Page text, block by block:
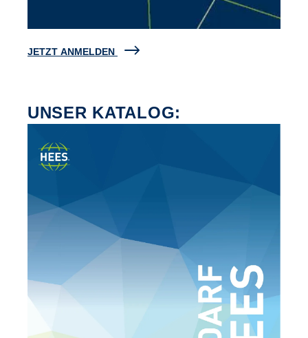
JETZT ANMELDEN
UNSER KATALOG: